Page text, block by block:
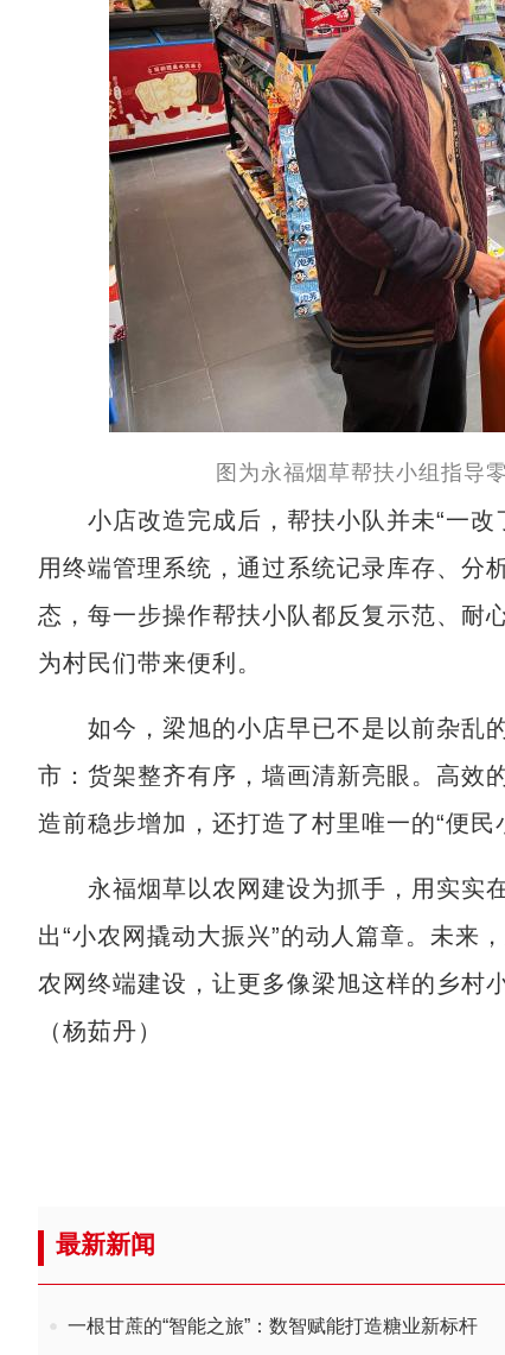
图为永福烟草帮扶小组指导
小店改造完成后，帮扶小队并未“一改
用终端管理系统，通过系统记录库存、分
态，每一步操作帮扶小队都反复示范、耐
为村民们带来便利。
如今，梁旭的小店早已不是以前杂乱的
市：货架整齐有序，墙画清新亮眼。高效
造前稳步增加，还打造了村里唯一的“便民
永福烟草以农网建设为抓手，用实实
出“小农网撬动大振兴”的动人篇章。未来
农网终端建设，让更多像梁旭这样的乡村
（杨茹丹）
最新新闻
一根甘蔗的“智能之旅”：数智赋能打造糖业新标杆